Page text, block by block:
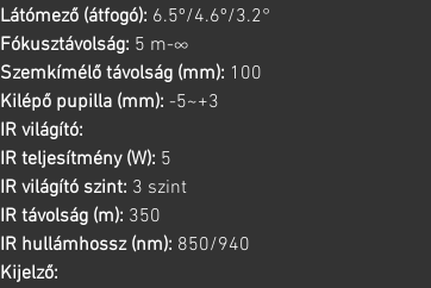
Látómező (átfogó): 6.5º/4.6º/3.2°
Fókusztávolság: 5 m-∞
Szemkímélő távolság (mm): 100
Kilépő pupilla (mm): -5~+3
IR világító:
IR teljesítmény (W): 5
IR világító szint: 3 szint
IR távolság (m): 350
IR hullámhossz (nm): 850/940
Kijelző: